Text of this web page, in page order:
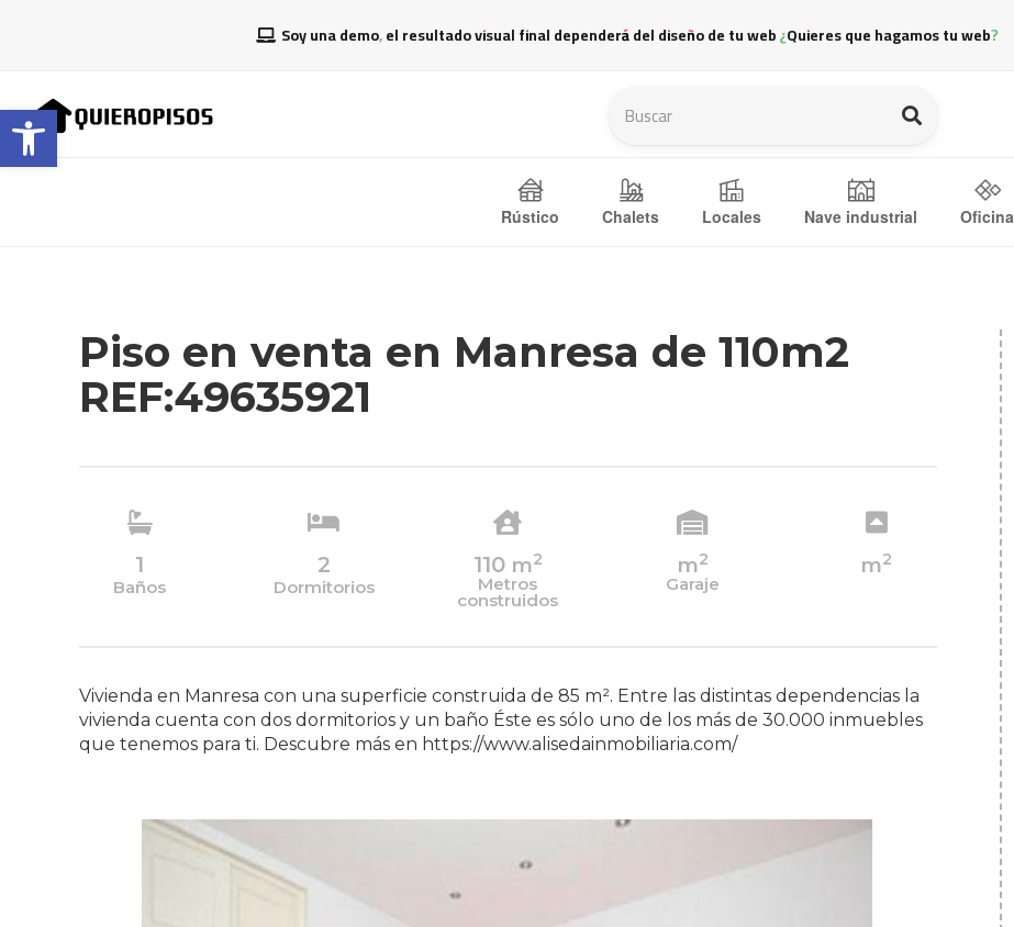
Abrir barra de herramientas
Soy una demo, el resultado visual final dependerá del diseño de tu web ¿Quieres que hagamos tu web?
Rústico Chalets Locales Nave industrial Oficina
Piso en venta en Manresa de 110m2
REF:49635921
1
Baños
2
Dormitorios
110m2
Metros
construidos
m2
Garaje
m2
Vivienda en Manresa con una superficie construida de 85 m². Entre las distintas dependencias la
vivienda cuenta con dos dormitorios y un baño Éste es sólo uno de los más de 30.000 inmuebles
que tenemos para ti. Descubre más en https://www.alisedainmobiliaria.com/